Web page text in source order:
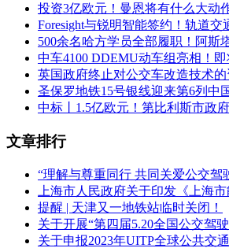
投资3亿欧元！曼恩将有什么大动
Foresight与锐明智能签约！轨道
500余名哈方学员全部履职！阿斯
中车4100 DDEMU动车组亮相！
英国政府终止对公交车改造技术的
圣保罗地铁15号银线迎来第6列中
中标丨1.5亿欧元！第比利斯市政
文章排行
“理解与尊重同行 共同关爱公交驾
上海市人民政府关于印发《上海
提醒 | 天津又一地铁站临时关闭！
关于开展“第四届5.20全国公交驾
关于申报2023年UITP全球公共交